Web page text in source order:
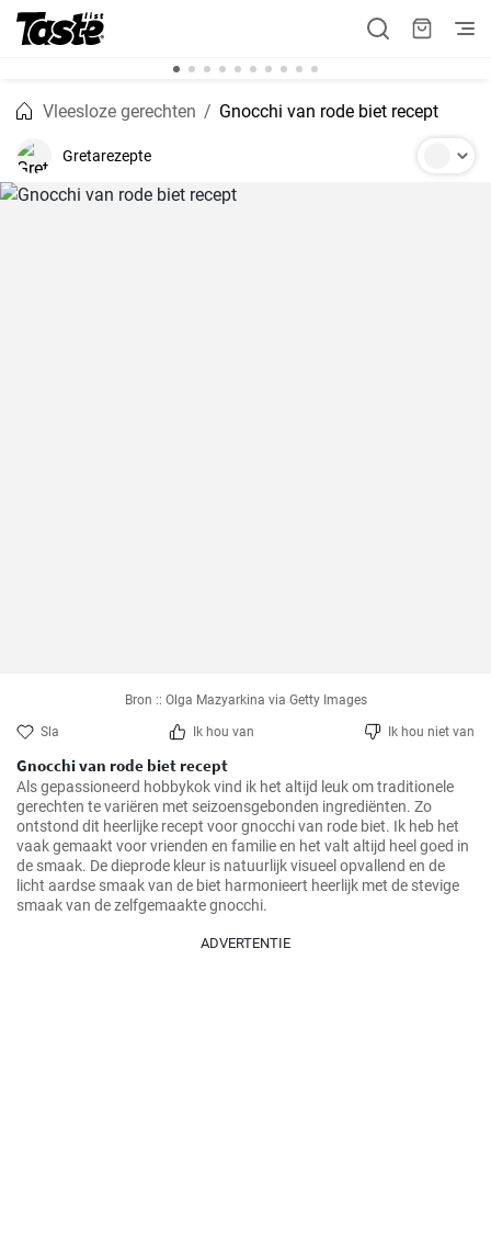
Vleesloze gerechten Gnocchi van rode biet recept
Gretarezepte
Bron :: Olga Mazyarkina via Getty Images
Sla Ik hou van Ik hou niet van
Gnocchi van rode biet recept
Als gepassioneerd hobbykok vind ik het altijd leuk om traditionele
gerechten te variëren met seizoensgebonden ingrediënten. Zo
ontstond dit heerlijke recept voor gnocchi van rode biet. Ik heb het
vaak gemaakt voor vrienden en familie en het valt altijd heel goed in
de smaak. De dieprode kleur is natuurlijk visueel opvallend en de
licht aardse smaak van de biet harmonieert heerlijk met de stevige
smaak van de zelfgemaakte gnocchi.
ADVERTENTIE